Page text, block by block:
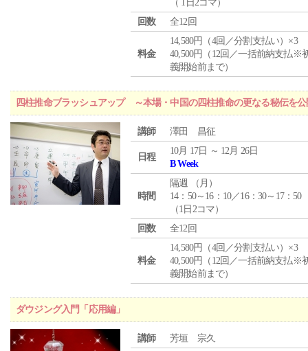
（ 1日2コマ）
回数
全12回
料金
14,580円（4回／分割支払い）×3
40,500円（12回／一括前納支払※
義開始前まで）
四柱推命ブラッシュアップ ～本場・中国の四柱推命の更なる秘伝を
講師 澤田 昌征
日程
10月 17日 ～ 12月 26日
B Week
時間
隔週 （ 月 ）
14：50～16：10／16：30～17：50
（1日2コマ）
回数
全12回
料金
14,580円（4回／分割支払い）×3
40,500円（12回／一括前納支払※
義開始前まで）
ダウジング入門「応用編」
講師
芳垣 宗久